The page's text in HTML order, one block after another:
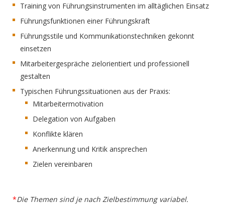
Training von Führungsinstrumenten im alltäglichen Einsatz
Führungsfunktionen einer Führungskraft
Führungsstile und Kommunikationstechniken gekonnt
einsetzen
Mitarbeitergespräche zielorientiert und professionell
gestalten
Typischen Führungssituationen aus der Praxis:
Mitarbeitermotivation
Delegation von Aufgaben
Konflikte klären
Anerkennung und Kritik ansprechen
Zielen vereinbaren
*Die Themen sind je nach Zielbestimmung variabel.